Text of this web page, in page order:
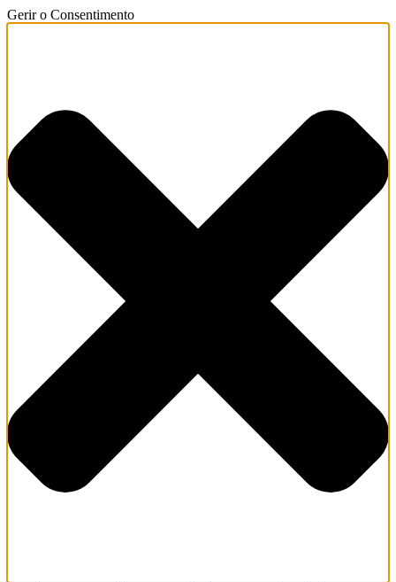
Gerir o Consentimento